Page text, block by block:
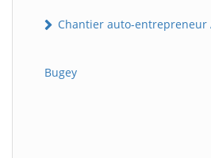
Chantier auto-entrepreneur
Bugey